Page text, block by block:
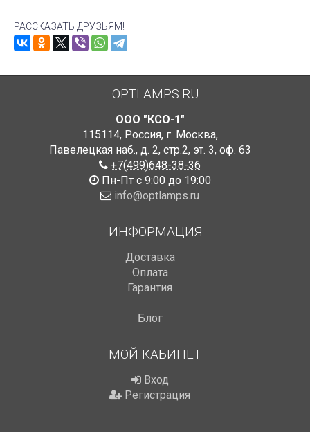
РАССКАЗАТЬ ДРУЗЬЯМ!
OPTLAMPS.RU
ООО "КСО-1"
115114, Россия, г. Москва,
Павелецкая наб., д. 2, стр.2, эт. 3, оф. 63
+7(499)648-38-36
Пн-Пт с 9:00 до 19:00
info@optlamps.ru
ИНФОРМАЦИЯ
Доставка
Оплата
Гарантия
Блог
МОЙ КАБИНЕТ
Вход
Регистрация